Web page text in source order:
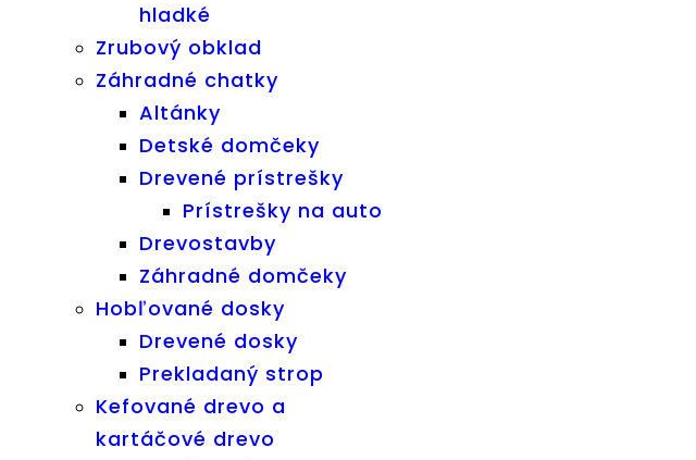
hladké
Zrubový obklad
Záhradné chatky
Altánky
Detské domčeky
Drevené prístrešky
Prístrešky na auto
Drevostavby
Záhradné domčeky
Hobľované dosky
Drevené dosky
Prekladaný strop
Kefované drevo a
kartáčové drevo